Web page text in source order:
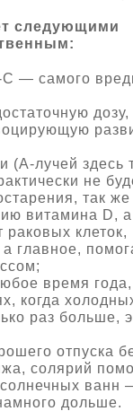
следующими
С — самого
дозу,
(А-лучей здесь
не
так
витамина D,
клеток,
главное,
время
когда
раз больше,
отпуска
солярий
солнечных ванн
дольше.